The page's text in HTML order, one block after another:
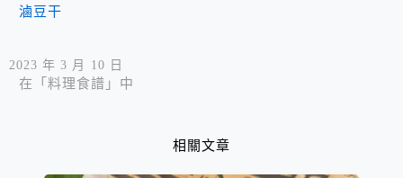
滷豆干
2023 年 3 月 10 日
在「料理食譜」中
相關文章